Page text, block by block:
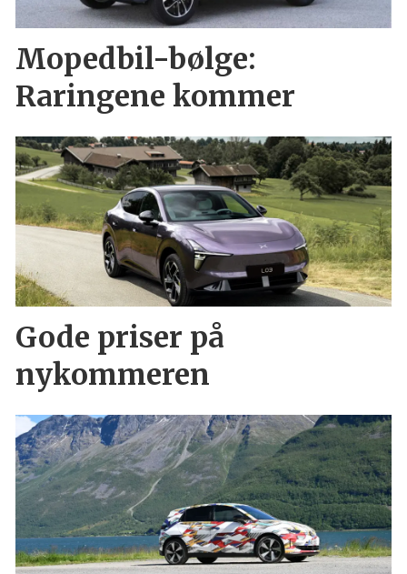
Mopedbil-bølge:
Raringene kommer
Gode priser på
nykommeren